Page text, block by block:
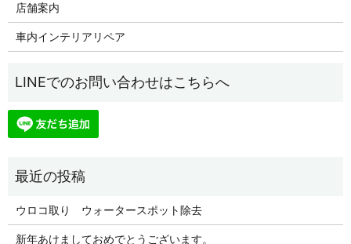
店舗案内
車内インテリアリペア
ウロコ取り ウォータースポット除去
新年あけましておめでとうございます。